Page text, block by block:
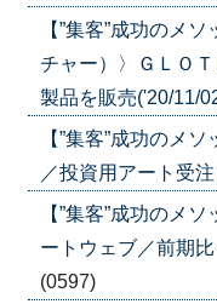
【”集客”成功のメ
チャー）〉ＧＬＯ
製品を販売('20/11/
【”集客”成功のメ
／投資用アート受
【”集客”成功のメ
ートウェブ／前期
(0597)